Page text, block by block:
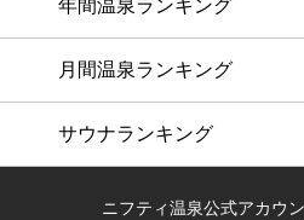
年間温泉ランキング
月間温泉ランキング
サウナランキング
ニフティ温泉公式アカウ